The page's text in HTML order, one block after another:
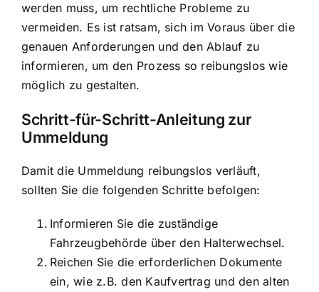
werden muss, um rechtliche Probleme zu
vermeiden. Es ist ratsam, sich im Voraus über die
genauen Anforderungen und den Ablauf zu
informieren, um den Prozess so reibungslos wie
möglich zu gestalten.
Schritt-für-Schritt-Anleitung zur
Ummeldung
Damit die Ummeldung reibungslos verläuft,
sollten Sie die folgenden Schritte befolgen:
Informieren Sie die zuständige
Fahrzeugbehörde über den Halterwechsel.
Reichen Sie die erforderlichen Dokumente
ein, wie z.B. den Kaufvertrag und den alten